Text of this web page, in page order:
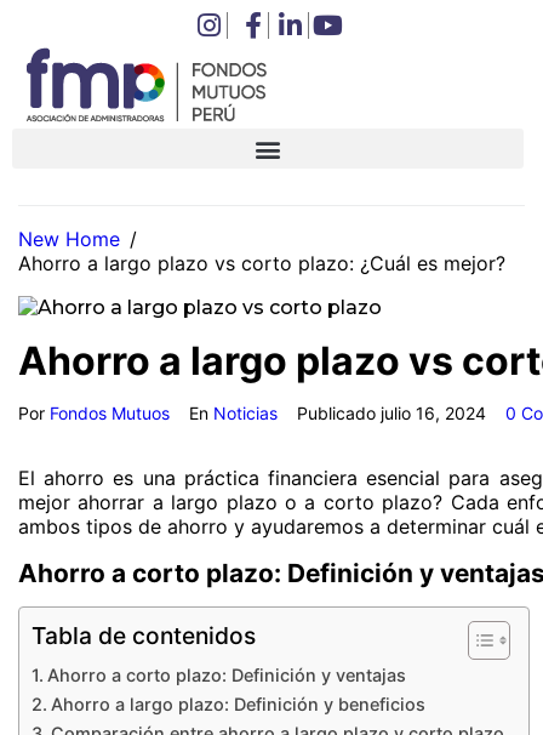
New Home /
Ahorro a largo plazo vs corto plazo: ¿Cuál es mejor?
Ahorro a largo plazo vs
Por Fondos Mutuos En Noticias Publicado julio 16, 2024 0
El ahorro es una práctica financiera esencial para
mejor ahorrar a largo plazo o a corto plazo? Cada
ambos tipos de ahorro y ayudaremos a determinar cuál
Ahorro a corto plazo: Definición y
Tabla de contenidos
Ahorro a corto plazo: Definición y ventajas
Ahorro a largo plazo: Definición y beneficios